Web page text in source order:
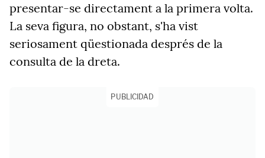
presentar-se directament a la primera volta.
La seva figura, no obstant, s'ha vist
seriosament qüestionada després de la
consulta de la dreta.
PUBLICIDAD